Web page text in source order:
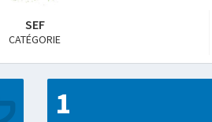
SEF
CATÉGORIE
1